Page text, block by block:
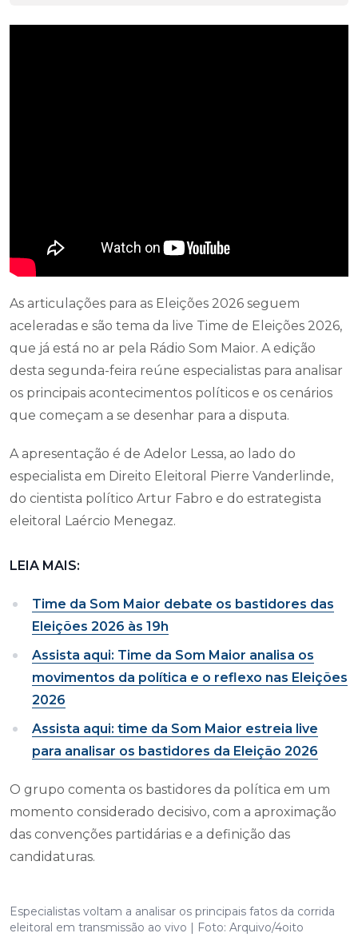
As articulações para as Eleições 2026 seguem
aceleradas e são tema da live Time de Eleições 2026,
que já está no ar pela Rádio Som Maior. A edição
desta segunda-feira reúne especialistas para analisar
os principais acontecimentos políticos e os cenários
que começam a se desenhar para a disputa.
A apresentação é de Adelor Lessa, ao lado do
especialista em Direito Eleitoral Pierre Vanderlinde,
do cientista político Artur Fabro e do estrategista
eleitoral Laércio Menegaz.
LEIA MAIS:
Time da Som Maior debate os bastidores das
Eleições 2026 às 19h
Assista aqui: Time da Som Maior analisa os
movimentos da política e o reflexo nas Eleições
2026
Assista aqui: time da Som Maior estreia live
para analisar os bastidores da Eleição 2026
O grupo comenta os bastidores da política em um
momento considerado decisivo, com a aproximação
das convenções partidárias e a definição das
candidaturas.
Especialistas voltam a analisar os principais fatos da corrida
eleitoral em transmissão ao vivo | Foto: Arquivo/4oito